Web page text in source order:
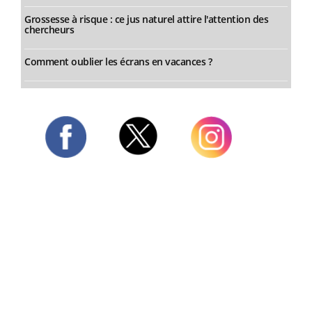
Grossesse à risque : ce jus naturel attire l'attention des
chercheurs
Comment oublier les écrans en vacances ?